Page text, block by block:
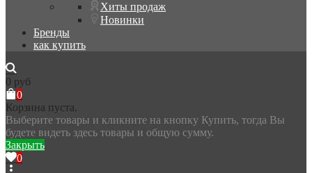
Хиты продаж
Новинки
Бренды
как купить
0 руб
0
Корзина пуста.
Выберите товары и кликните на кнопку Купить, тогда Вы
будете видеть здесь товары и общую сумму.
Закрыть
0